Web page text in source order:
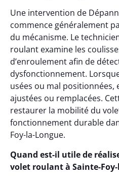
Une intervention de
commence généralement
du mécanisme. Le
roulant examine les
d’enroulement afin de
dysfonctionnement.
usées ou mal positionnées,
ajustées ou remplacées.
restaurer la mobilité du
fonctionnement durable
Foy-la-Longue.
Quand est-il utile de
volet roulant à Sainte-Foy-